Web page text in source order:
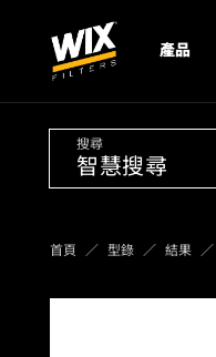
產品
搜尋
首頁 型錄 結果